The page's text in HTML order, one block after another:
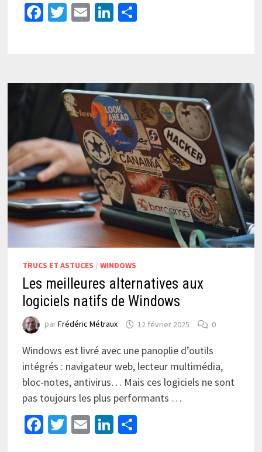
Facebook
Twitter
EmailLinkedIn
Partager
TRUCS ET ASTUCES / WINDOWS
Les meilleures alternatives aux
logiciels natifs de Windows
parFrédéric Métraux 12 février 2025 0
Windows est livré avec une panoplie d’outils
intégrés : navigateur web, lecteur multimédia,
bloc-notes, antivirus… Mais ces logiciels ne sont
pas toujours les plus performants …
Facebook
Twitter
EmailLinkedIn
Partager